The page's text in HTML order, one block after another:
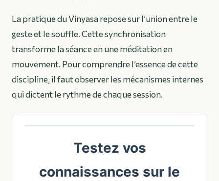
La pratique du Vinyasa repose sur l’union entre le
geste et le souffle. Cette synchronisation
transforme la séance en une méditation en
mouvement. Pour comprendre l’essence de cette
discipline, il faut observer les mécanismes internes
qui dictent le rythme de chaque session.
Testez vos
connaissances sur le